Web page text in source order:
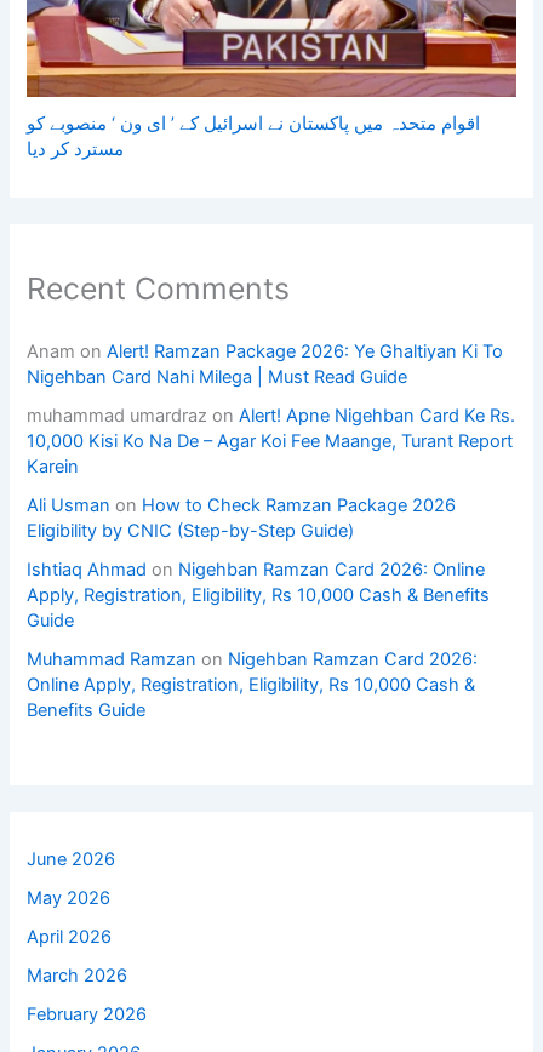
اقوام متحدہ میں پاکستان نے اسرائیل کے ’ ای ون ‘ منصوبے کو
مسترد کر دیا
Recent Comments
Anam onAlert! Ramzan Package 2026: Ye Ghaltiyan Ki To
Nigehban Card Nahi Milega | Must Read Guide
muhammad umardraz onAlert! Apne Nigehban Card Ke Rs.
10,000 Kisi Ko Na De – Agar Koi Fee Maange, Turant Report
Karein
Ali Usman on How to Check Ramzan Package 2026
Eligibility by CNIC (Step-by-Step Guide)
Ishtiaq Ahmad on Nigehban Ramzan Card 2026: Online
Apply, Registration, Eligibility, Rs 10,000 Cash & Benefits
Guide
Muhammad Ramzan on Nigehban Ramzan Card 2026:
Online Apply, Registration, Eligibility, Rs 10,000 Cash &
Benefits Guide
June 2026
May 2026
April 2026
March 2026
February 2026